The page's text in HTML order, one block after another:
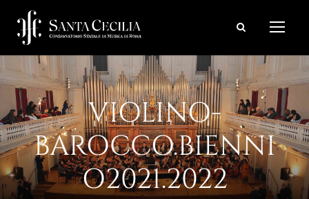
VIOLINO-
BAROCCO.BIENNI
O2021.2022